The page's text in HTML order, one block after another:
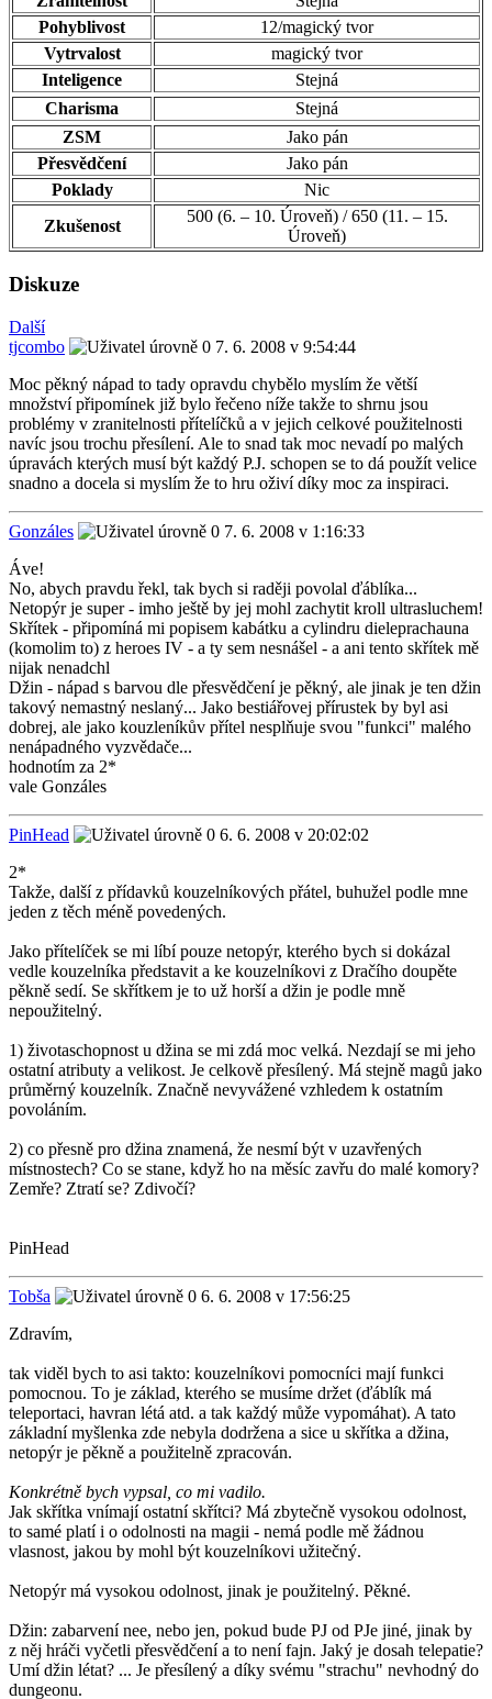
Pohyblivost
12/magický tvor
Vytrvalost
magický tvor
Inteligence
Stejná
Charisma
Stejná
ZSM
Jako pán
Přesvědčení
Jako pán
Poklady
Nic
Zkušenost
500 (6. – 10. Úroveň) / 650 (11. – 15.
Úroveň)
Diskuze
Další
tjcombo
7. 6. 2008 v 9:54:44
Moc pěkný nápad to tady opravdu chybělo myslím že větší
množství připomínek již bylo řečeno níže takže to shrnu jsou
problémy v zranitelnosti přítelíčků a v jejich celkové použitelnosti
navíc jsou trochu přesílení. Ale to snad tak moc nevadí po malých
úpravách kterých musí být každý P.J. schopen se to dá použít velice
snadno a docela si myslím že to hru oživí díky moc za inspiraci.
Gonzáles
7. 6. 2008 v 1:16:33
Áve!
No, abych pravdu řekl, tak bych si raději povolal ďáblíka...
Netopýr je super - imho ještě by jej mohl zachytit kroll ultrasluchem!
Skřítek - připomíná mi popisem kabátku a cylindru dieleprachauna
(komolim to) z heroes IV - a ty sem nesnášel - a ani tento skřítek mě
nijak nenadchl
Džin - nápad s barvou dle přesvědčení je pěkný, ale jinak je ten džin
takový nemastný neslaný... Jako bestiářovej přírustek by byl asi
dobrej, ale jako kouzleníkův přítel nesplňuje svou "funkci" malého
nenápadného vyzvědače...
hodnotím za 2*
vale Gonzáles
PinHead
6. 6. 2008 v 20:02:02
2*
Takže, další z přídavků kouzelníkových přátel, buhužel podle mne
jeden z těch méně povedených.
Jako přítelíček se mi líbí pouze netopýr, kterého bych si dokázal
vedle kouzelníka představit a ke kouzelníkovi z Dračího doupěte
pěkně sedí. Se skřítkem je to už horší a džin je podle mně
nepoužitelný.
1) životaschopnost u džina se mi zdá moc velká. Nezdají se mi jeho
ostatní atributy a velikost. Je celkově přesílený. Má stejně magů jako
průměrný kouzelník. Značně nevyvážené vzhledem k ostatním
povoláním.
2) co přesně pro džina znamená, že nesmí být v uzavřených
místnostech? Co se stane, když ho na měsíc zavřu do malé komory?
Zemře? Ztratí se? Zdivočí?
PinHead
Tobša
6. 6. 2008 v 17:56:25
Zdravím,
tak viděl bych to asi takto: kouzelníkovi pomocníci mají funkci
pomocnou. To je základ, kterého se musíme držet (ďáblík má
teleportaci, havran létá atd. a tak každý může vypomáhat). A tato
základní myšlenka zde nebyla dodržena a sice u skřítka a džina,
netopýr je pěkně a použitelně zpracován.
Konkrétně bych vypsal, co mi vadilo.
Jak skřítka vnímají ostatní skřítci? Má zbytečně vysokou odolnost,
to samé platí i o odolnosti na magii - nemá podle mě žádnou
vlasnost, jakou by mohl být kouzelníkovi užitečný.
Netopýr má vysokou odolnost, jinak je použitelný. Pěkné.
Džin: zabarvení nee, nebo jen, pokud bude PJ od PJe jiné, jinak by
z něj hráči vyčetli přesvědčení a to není fajn. Jaký je dosah telepatie?
Umí džin létat? ... Je přesílený a díky svému "strachu" nevhodný do
dungeonu.